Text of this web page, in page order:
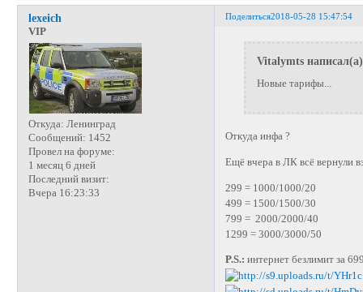
Поделиться2018-05-28 15:47:54
lexeich
VIP
Откуда: Ленинград
Сообщений: 1452
Провел на форуме:
1 месяц 6 дней
Последний визит:
Вчера 16:23:33
Vitalymts
Новые тарифы...
Откуда инфа ?
Ещё вчера в ЛК всё вернули
299 = 1000/1000/20
499 = 1500/1500/30
799 = 2000/2000/40
1299 = 3000/3000/50
P.S.:интернет безлимит за